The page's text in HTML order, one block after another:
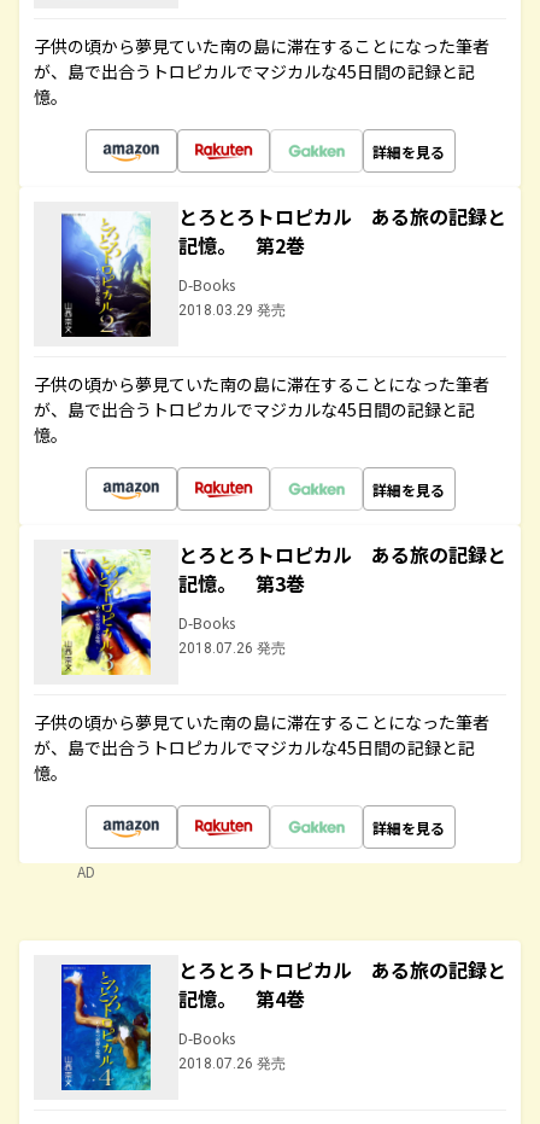
子供の頃から夢見ていた南の島に滞在することになった筆者
が、島で出合うトロピカルでマジカルな45日間の記録と記
憶。
詳細を見る
とろとろトロピカル ある旅の記録と
記憶。 第2巻
D-Books
2018.03.29 発売
子供の頃から夢見ていた南の島に滞在することになった筆者
が、島で出合うトロピカルでマジカルな45日間の記録と記
憶。
詳細を見る
とろとろトロピカル ある旅の記録と
記憶。 第3巻
D-Books
2018.07.26 発売
子供の頃から夢見ていた南の島に滞在することになった筆者
が、島で出合うトロピカルでマジカルな45日間の記録と記
憶。
詳細を見る
AD
とろとろトロピカル ある旅の記録と
記憶。 第4巻
D-Books
2018.07.26 発売